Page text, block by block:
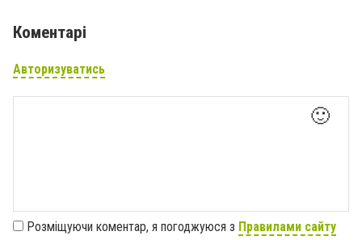
Коментарі
Авторизуватись
🙂
Розміщуючи коментар, я погоджуюся з Правилами сайту